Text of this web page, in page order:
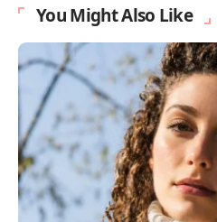
You Might Also Like